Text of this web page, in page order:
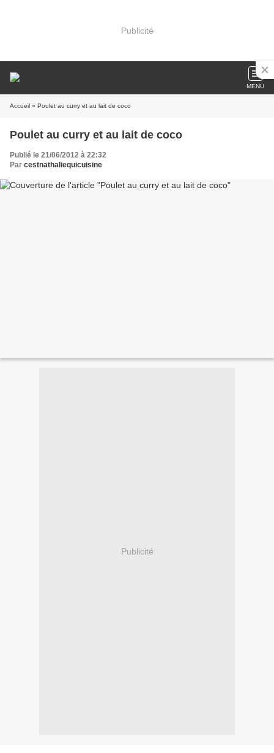
Publicité
MENU
Accueil » Poulet au curry et au lait de coco
Poulet au curry et au lait de coco
Publié le 21/06/2012 à 22:32
Par cestnathaliequicuisine
Publicité